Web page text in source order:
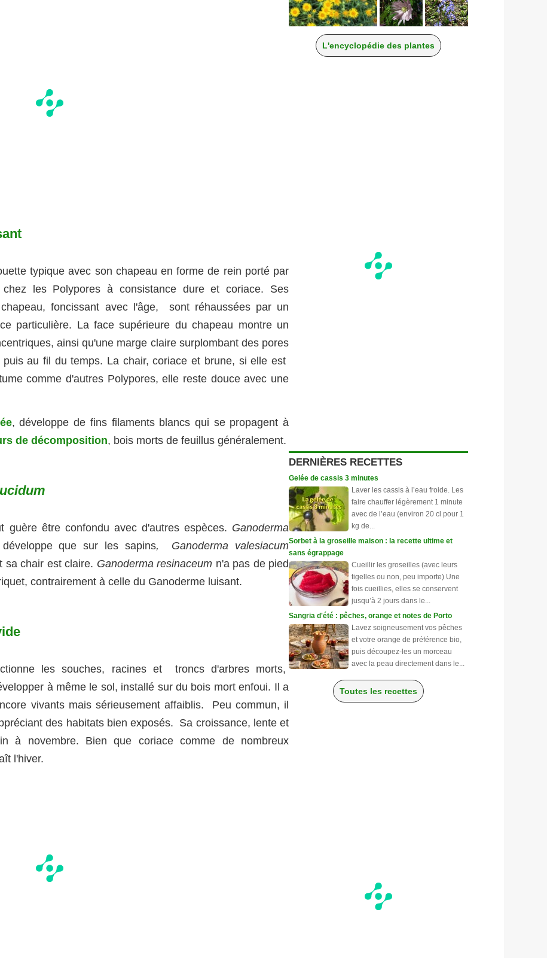
typique avec son chapeau en forme de rein porté par
les Polypores à consistance dure et coriace. Ses
foncissant avec l'âge, sont réhaussées par un
particulière. La face supérieure du chapeau montre un
ainsi qu'une marge claire surplombant des pores
au fil du temps. La chair, coriace et brune, si elle est
comme d'autres Polypores, elle reste douce avec une
, développe de fins filaments blancs qui se propagent à
de décomposition, bois morts de feuillus généralement.
guère être confondu avec d'autres espèces. Ganoderma
que sur les sapins, Ganoderma valesiacum
sa chair est claire. Ganoderma resinaceum n'a pas de pied
contrairement à celle du Ganoderme luisant.
les souches, racines et troncs d'arbres morts,
à même le sol, installé sur du bois mort enfoui. Il a
vivants mais sérieusement affaiblis. Peu commun, il
des habitats bien exposés. Sa croissance, lente et
à novembre. Bien que coriace comme de nombreux
l'hiver.
L'encyclopédie des plantes
DERNIÈRES RECETTES
Gelée de cassis 3 minutes
Laver les cassis à l’eau froide. Les
faire chauffer légèrement 1 minute
avec de l’eau (environ 20 cl pour 1
kg de...
Sorbet à la groseille maison : la recette ultime et
sans égrappage
Cueillir les groseilles (avec leurs
tigelles ou non, peu importe) Une
fois cueillies, elles se conservent
jusqu’à 2 jours dans le...
Sangria d'été : pêches, orange et notes de Porto
Lavez soigneusement vos pêches
et votre orange de préférence bio,
puis découpez-les un morceau
avec la peau directement dans le...
Toutes les recettes